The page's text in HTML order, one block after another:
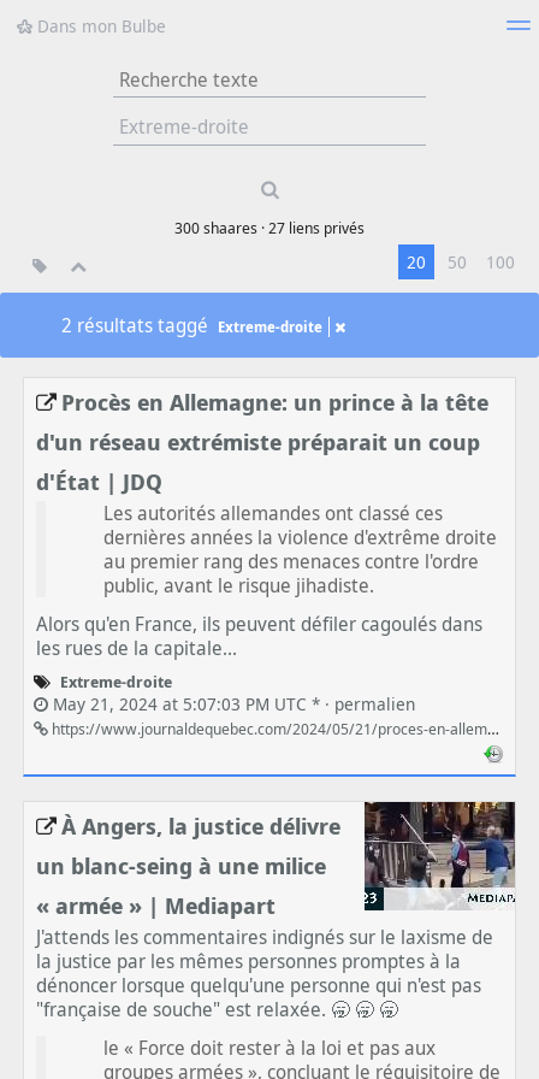
Dans mon Bulbe
Nuage de tags Mur d'images
results.
300shaares ·27liens privés
20 50 100
2 résultats taggé Extreme-droite
Procès en Allemagne: un prince à la tête
d'un réseau extrémiste préparait un coup
d'État | JDQ
Les autorités allemandes ont classé ces
dernières années la violence d'extrême droite
au premier rang des menaces contre l'ordre
public, avant le risque jihadiste.
Alors qu'en France, ils peuvent défiler cagoulés dans
les rues de la capitale...
Extreme-droite
May 21, 2024 at 5:07:03 PM UTC * · permalien
https://www.journaldequebec.com/2024/05/21/proces-en-allemagne-un-prince-a-la-tete-dun-reseau-extremiste-preparait-un-coup-detat
À Angers, la justice délivre
un blanc-seing à une milice
« armée » | Mediapart
J'attends les commentaires indignés sur le laxisme de
la justice par les mêmes personnes promptes à la
dénoncer lorsque quelqu'une personne qui n'est pas
"française de souche" est relaxée. 🥱 🥱 🥱
le « Force doit rester à la loi et pas aux
groupes armées », concluant le réquisitoire de